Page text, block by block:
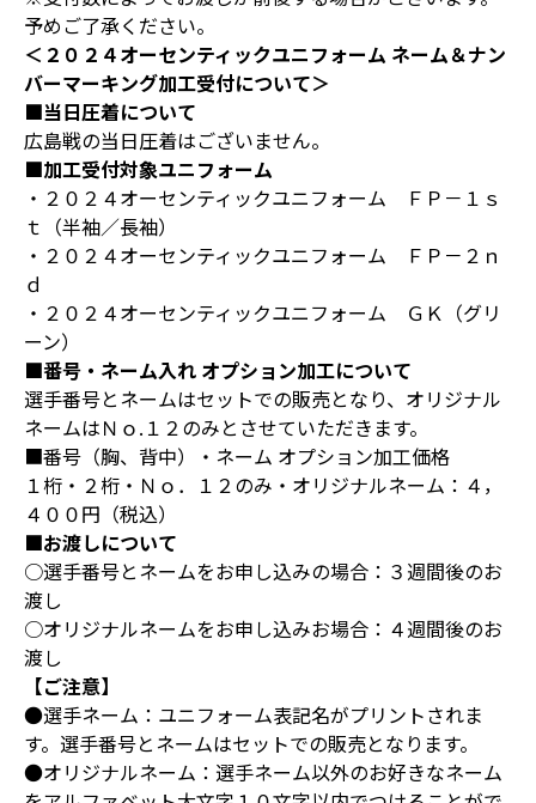
予めご了承ください。
＜２０２４オーセンティックユニフォーム ネーム＆ナン
バーマーキング加工受付について＞
■当日圧着について
広島戦の当日圧着はございません。
■加工受付対象ユニフォーム
・２０２４オーセンティックユニフォーム ＦＰ－１ｓ
ｔ（半袖／長袖）
・２０２４オーセンティックユニフォーム ＦＰ－２ｎ
ｄ
・２０２４オーセンティックユニフォーム ＧＫ（グリ
ーン）
■番号・ネーム入れ オプション加工について
選手番号とネームはセットでの販売となり、オリジナル
ネームはＮｏ.１２のみとさせていただきます。
■番号（胸、背中）・ネーム オプション加工価格
１桁・２桁・Ｎｏ．１２のみ・オリジナルネーム：４，
４００円（税込）
■お渡しについて
○選手番号とネームをお申し込みの場合：３週間後のお
渡し
○オリジナルネームをお申し込みお場合：４週間後のお
渡し
【ご注意】
●選手ネーム：ユニフォーム表記名がプリントされま
す。選手番号とネームはセットでの販売となります。
●オリジナルネーム：選手ネーム以外のお好きなネーム